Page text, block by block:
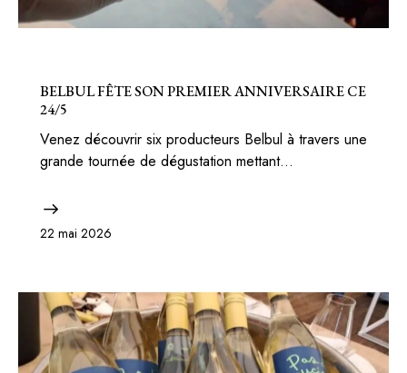
BELBUL FÊTE SON PREMIER ANNIVERSAIRE CE
24/5
Venez découvrir six producteurs Belbul à travers une
grande tournée de dégustation mettant…
22 mai 2026